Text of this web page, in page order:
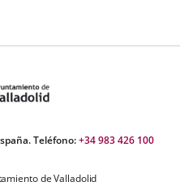
Teléfono:+34 983 426 100
de Valladolid